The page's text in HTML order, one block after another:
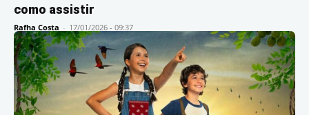
como assistir
Rafha Costa - 17/01/2026 - 09:37